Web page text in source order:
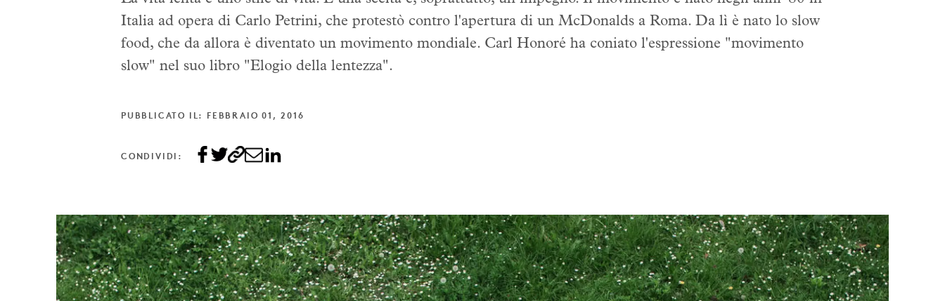
Italia ad opera di Carlo Petrini, che protestò contro l'apertura di un McDonalds a Roma. Da lì è nato lo slow
food, che da allora è diventato un movimento mondiale. Carl Honoré ha coniato l'espressione "movimento
slow" nel suo libro "Elogio della lentezza".
PUBBLICATO IL: FEBBRAIO 01, 2016
CONDIVIDI: